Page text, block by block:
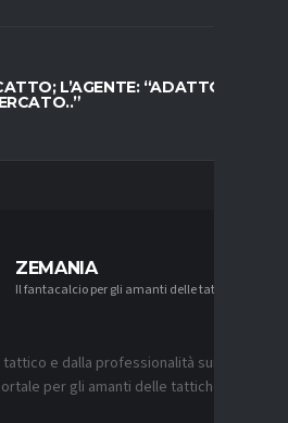
L’AGENTE: “ADATTO AL
ZEMANIA
Il fantacalcio per gli amanti delle tattiche
e dalla professionalità sui
per gli amanti delle tattiche